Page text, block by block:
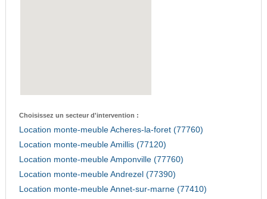
Choisissez un secteur d'intervention :
Location monte-meuble Acheres-la-foret (77760)
Location monte-meuble Amillis (77120)
Location monte-meuble Amponville (77760)
Location monte-meuble Andrezel (77390)
Location monte-meuble Annet-sur-marne (77410)